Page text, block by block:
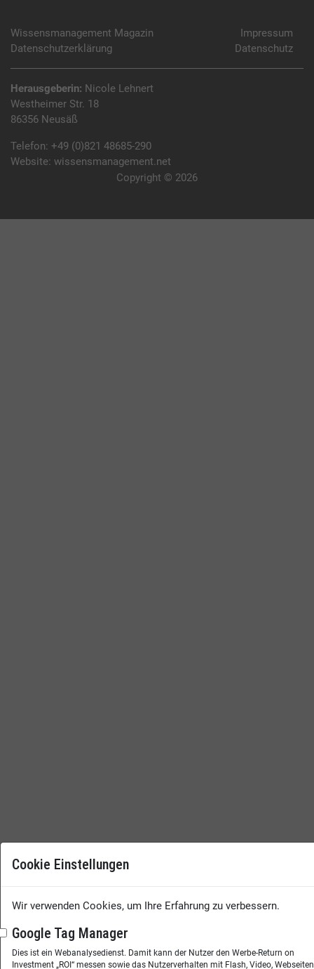
Wissensmanagement Magazin
Impressum
Datenschutzerklärung
Datenschutz
Herausgeberin: Nicole Lehnert
Westheimer Str. 18
86356 Neusäß
Telefon: +49 (0)821 48685-290
Website: wissensmanagement.net
Copyright © 2026
Cookie Einstellungen
Wir verwenden Cookies, um Ihre Erfahrung zu verbessern.
Google Tag Manager
Dies ist ein Webanalysedienst. Damit kann der Nutzer den Werbe-Return on
Investment „ROI“ messen sowie das Nutzerverhalten mit Flash, Video,